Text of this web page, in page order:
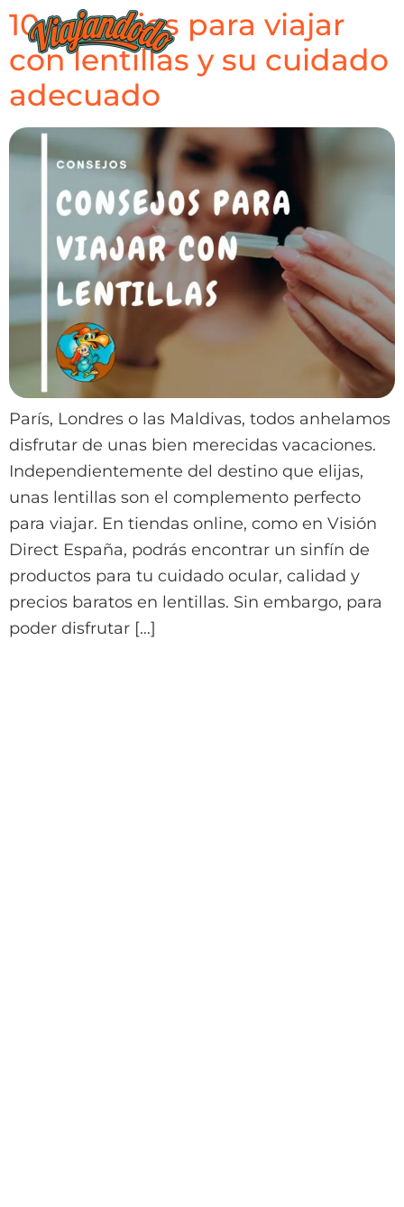
10 consejos para viajar
con lentillas y su cuidado
adecuado
París, Londres o las Maldivas, todos anhelamos
disfrutar de unas bien merecidas vacaciones.
Independientemente del destino que elijas,
unas lentillas son el complemento perfecto
para viajar. En tiendas online, como en Visión
Direct España, podrás encontrar un sinfín de
productos para tu cuidado ocular, calidad y
precios baratos en lentillas. Sin embargo, para
poder disfrutar […]